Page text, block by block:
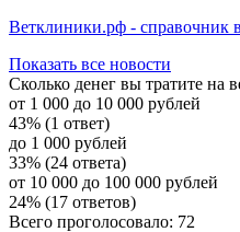
Ветклиники.рф - справочник
Показать все новости
Сколько денег вы тратите на
от 1 000 до 10 000 рублей
43% (1 ответ)
до 1 000 рублей
33% (24 ответа)
от 10 000 до 100 000 рублей
24% (17 ответов)
Всего проголосовало: 72